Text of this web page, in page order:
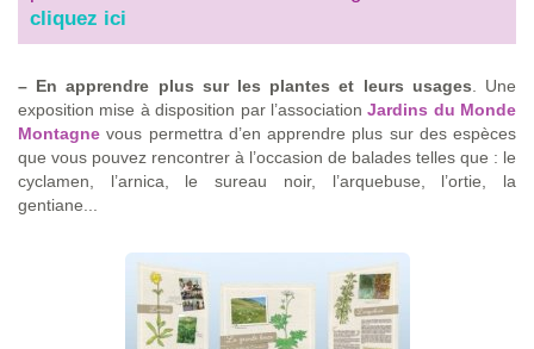
cliquez ici
– En apprendre plus sur les plantes et leurs usages. Une
exposition mise à disposition par l’associationJardins du Monde
Montagne vous permettra d’en apprendre plus sur des espèces
que vous pouvez rencontrer à l’occasion de balades telles que : le
cyclamen, l’arnica, le sureau noir, l’arquebuse, l’ortie, la
gentiane...